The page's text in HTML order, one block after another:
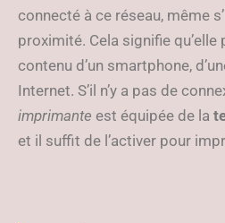
connecté à ce réseau, même
proximité. Cela signifie
contenu d’un smartphone,
Internet. S’il n’y a pas de
imprimante est équipée de la
et il suffit de l’activer pour